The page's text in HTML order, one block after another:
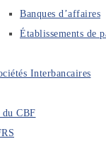
Banques d’affaires
Établissements de
Interbancaires
du CBF